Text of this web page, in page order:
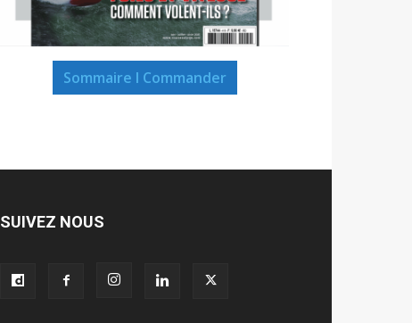
Sommaire I Commander
SUIVEZ NOUS